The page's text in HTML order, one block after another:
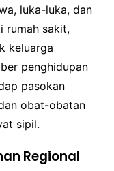
luka-luka, dan
rumah sakit,
keluarga
penghidupan
pasokan
obat-obatan
sipil.
Regional